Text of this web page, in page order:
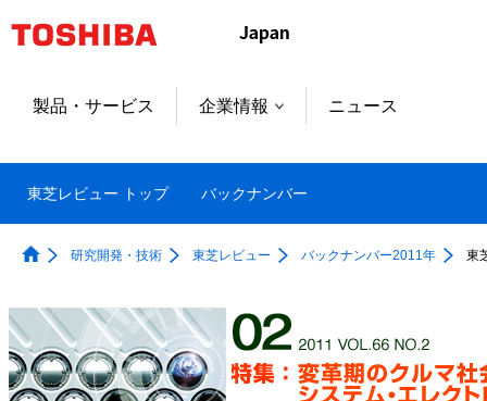
製品・サービス 企業情報 ニュース
東芝レビュー トップ バックナンバー
研究開発・技術 東芝レビュー バックナンバー2011年 東